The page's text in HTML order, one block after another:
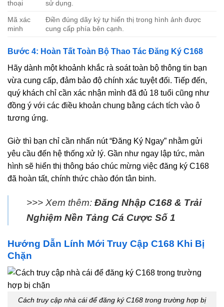
thoại sử dụng.
Mã xác
minh
Điền đúng dãy ký tự hiển thị trong hình ảnh được
cung cấp phía bên cạnh.
Bước 4: Hoàn Tất Toàn Bộ Thao Tác Đăng Ký C168
Hãy dành một khoảnh khắc rà soát toàn bộ thông tin bạn
vừa cung cấp, đảm bảo độ chính xác tuyệt đối. Tiếp đến,
quý khách chỉ cần xác nhận mình đã đủ 18 tuổi cũng như
đồng ý với các điều khoản chung bằng cách tích vào ô
tương ứng.
Giờ thì bạn chỉ cần nhấn nút “Đăng Ký Ngay” nhằm gửi
yêu cầu đến hệ thống xử lý. Gần như ngay lập tức, màn
hình sẽ hiển thị thông báo chúc mừng việc đăng ký C168
đã hoàn tất, chính thức chào đón tân binh.
>>> Xem thêm: Đăng Nhập C168 & Trải
Nghiệm Nền Tảng Cá Cược Số 1
Hướng Dẫn Lính Mới Truy Cập C168 Khi Bị
Chặn
Cách truy cập nhà cái để đăng ký C168 trong trường hợp bị